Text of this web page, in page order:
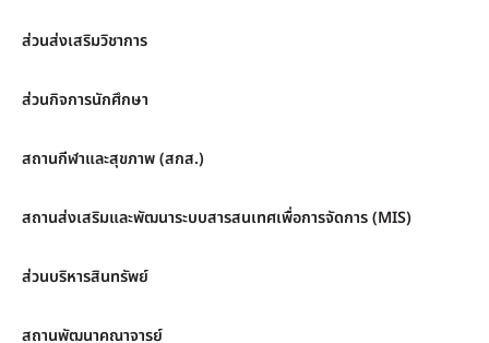
ส่วนส่งเสริมวิชาการ
ส่วนกิจการนักศึกษา
สถานกีฬาและสุขภาพ (สกส.)
สถานส่งเสริมและพัฒนาระบบสารสนเทศเพื่อการจัดการ (MIS)
ส่วนบริหารสินทรัพย์
สถานพัฒนาคณาจารย์